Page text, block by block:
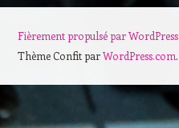
Fièrement propulsé par WordPress
Thème Confit parWordPress.com.